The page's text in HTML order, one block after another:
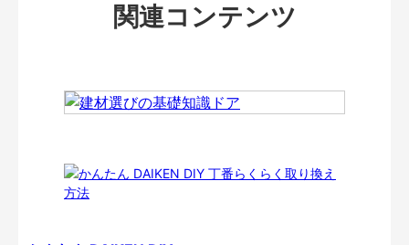
関連コンテンツ